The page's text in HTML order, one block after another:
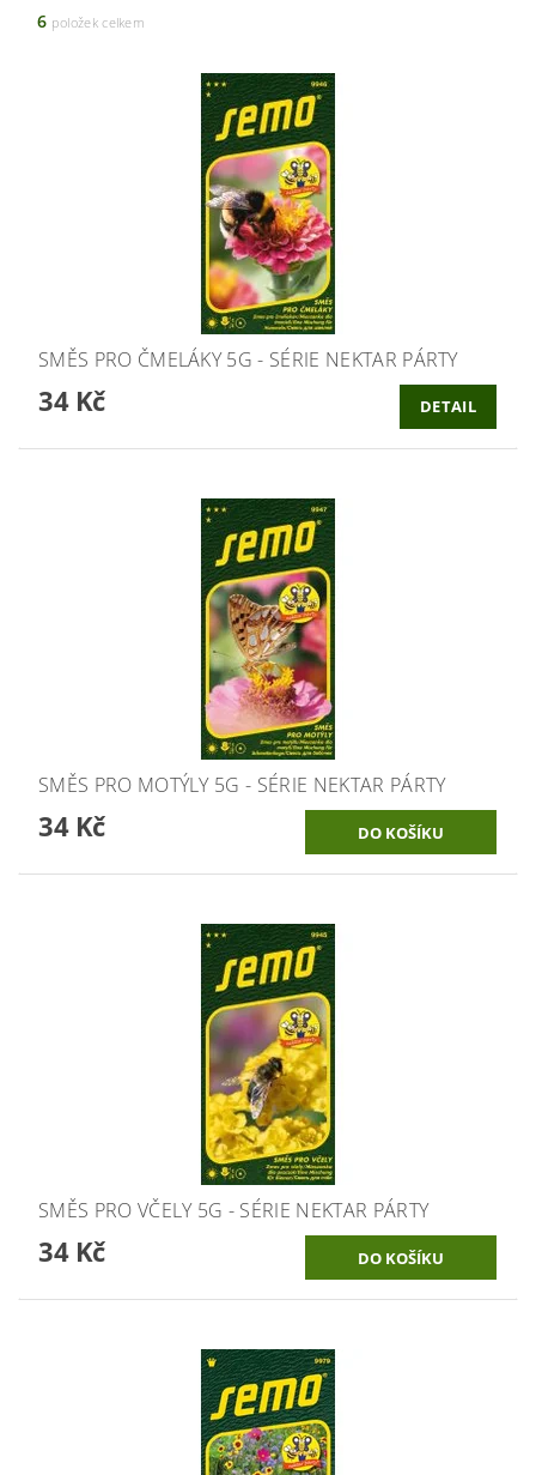
6 položek celkem
SMĚS PRO ČMELÁKY 5G - SÉRIE NEKTAR PÁRTY
34 Kč DETAIL
SMĚS PRO MOTÝLY 5G - SÉRIE NEKTAR PÁRTY
34 Kč
SMĚS PRO VČELY 5G - SÉRIE NEKTAR PÁRTY
34 Kč